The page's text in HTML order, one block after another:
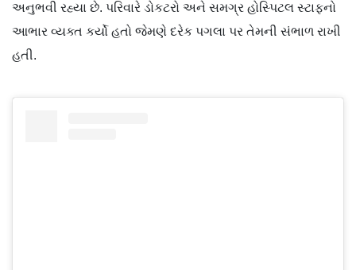
અનુભવી રહ્યા છે. પરિવારે ડોકટરો અને સમગ્ર હોસ્પિટલ સ્ટાફનો
આભાર વ્યક્ત કર્યો હતો જેમણે દરેક પગલા પર તેમની સંભાળ રાખી
હતી.